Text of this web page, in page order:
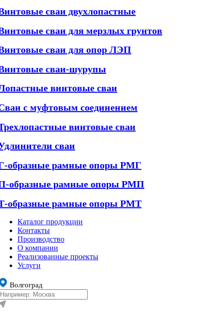
сваи двухлопастные
сваи для мерзлых грунтов
сваи для опор ЛЭП
сваи-шурупы
винтовые сваи
с муфтовым соединением
винтовые сваи
сваи
образные рамные опоры РМГ
образные рамные опоры РМП
образные рамные опоры РМТ
Каталог продукции
Контакты
Производство
О компании
Реализованные проекты
Услуги
Волгоград